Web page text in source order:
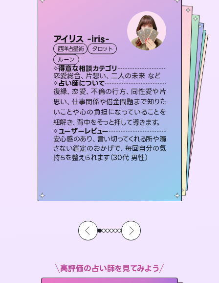
アイリス -iris-
西洋占星術
タロット
ルーン
得意な相談カテゴリ
恋愛総合、片想い、二人の未来 など
占い師について
復縁、恋愛、不倫の行方、同性愛や片
思い、仕事関係や借金問題まで知りた
いことや心の負担になっていることを
紐解き、背中をそっと押して導きます。
ユーザーレビュー
安心感のあり、言い切ってくれる所や濁
さない鑑定のおかげで、毎回自分の気
持ちを整えられます（30代 男性）
桃源珠羽（とうげんみう）
霊視・オーラ タロット
スピリチュアル・リーディング
得意な相談カテゴリ
片想い、あの人の気持ち、復縁 など
占い師について
恋愛のお悩みの中でも特に「曖昧な関
係」の相談を得意としており、友達以上
恋人未満なお相手との今後や本音を丁
寧に読み解き恋愛成就へと導きます。
ユーザーレビュー
鑑定していただいてアドバイス通りに行
動すると仲が復活してきました。ありが
とうございました（40代 女性）
セラピスト理恵
霊視・オーラ
スピリチュアル・リーディング
得意な相談カテゴリ
片想い、二人の未来、年の差 など
占い師について
連絡再開、復縁、成就などの報告実績
多数。セラピストとして2万超の施術経
験があるからこそできる鑑定で、より良
い未来をサポートします。
ユーザーレビュー
とても心温まる鑑定でした。しかもこち
らは何も言っていないのに視えていらっ
しゃるんだなと驚きです（30代女性）
未来視師＊花
霊視・オーラ
スピリチュアル・リーディング
得意な相談カテゴリ
出逢い、片想い、復縁 など
占い師について
未来には何パターンもの選択肢があります。不安で視えにくくなっているあなたの素敵な未来を見つけ、その未来を選択できるようアドバイスします。
ユーザーレビュー
職場の人の性質や人間関係、本心など
本当によく視えていてびっくり。対策が
打てて前向きになれます（40代）
彗望
スピリチュアル・リーディング
得意な相談カテゴリ
片想い、あの人の気持ち、復縁 など
占い師について
3,700年以上の歴史を持つ東洋最古の
占術「易占」で詳細まで占い、幸せへ向
かう道筋を示します。厳しい結果にも具
体的な対策をお伝えします。
ユーザーレビュー
複雑な背景もしっかり聞いて鑑定して
いただけました。気持ちが楽になりまし
た（50代 女性）
おう 霊感オラクル
霊視・オーラ
オラクルカード
得意な相談カテゴリ
恋愛総合、あの人の気持ち など
占い師について
霊視×オラクルカードを使って「今」と
「未来」そして「気になるあの人の気持
ち」まで丁寧に読み解き、恋や人生のヒ
ントを優しく引き出します。
ユーザーレビュー
不安な気持ちが嘘みたいに晴れまし
た…！よく視えていらっしゃるんだなと
感じました（40代 女性）
高評価の占い師を見てみよう